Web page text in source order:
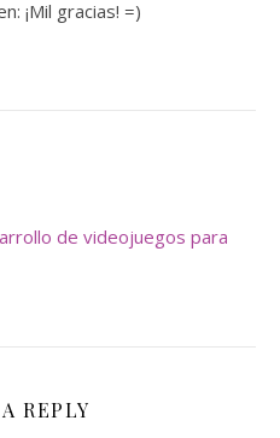
¡Mil gracias! =)
de videojuegos para
REPLY